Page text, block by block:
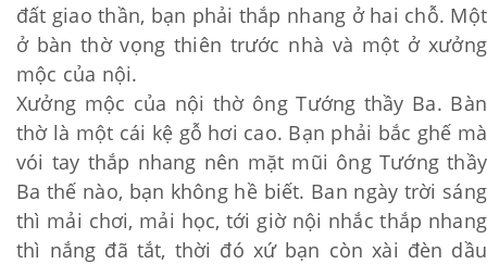
đất giao thần, bạn phải thắp nhang ở hai chỗ. Một
ở bàn thờ vọng thiên trước nhà và một ở xưởng
mộc của nội.
Xưởng mộc của nội thờ ông Tướng thầy Ba. Bàn
thờ là một cái kệ gỗ hơi cao. Bạn phải bắc ghế mà
vói tay thắp nhang nên mặt mũi ông Tướng thầy
Ba thế nào, bạn không hề biết. Ban ngày trời sáng
thì mải chơi, mải học, tới giờ nội nhắc thắp nhang
thì nắng đã tắt, thời đó xứ bạn còn xài đèn dầu